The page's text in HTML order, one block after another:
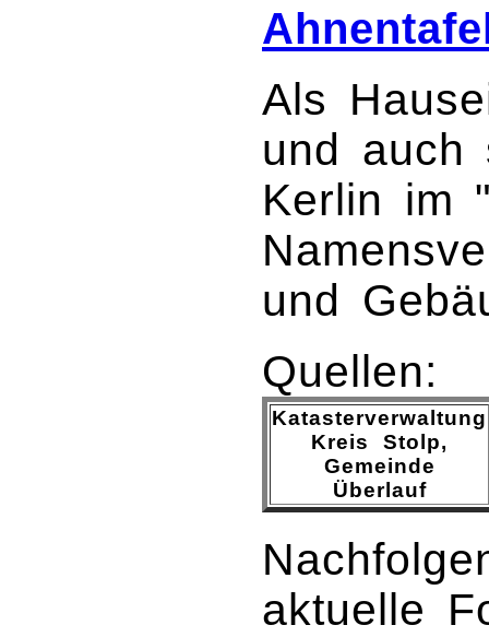
Als
und auch
Kerlin im
und
Quellen:
Katasterverwaltung
Kreis Stolp,
Gemeinde
Überlauf
aktuelle